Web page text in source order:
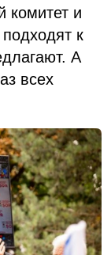
комитет и
к
А
всех